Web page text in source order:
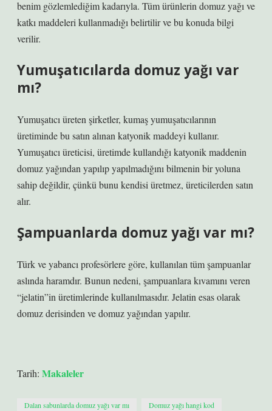
benim gözlemlediğim kadarıyla. Tüm ürünlerin domuz yağı ve
katkı maddeleri kullanmadığı belirtilir ve bu konuda bilgi
verilir.
Yumuşatıcılarda domuz yağı var
mı?
Yumuşatıcı üreten şirketler, kumaş yumuşatıcılarının
üretiminde bu satın alınan katyonik maddeyi kullanır.
Yumuşatıcı üreticisi, üretimde kullandığı katyonik maddenin
domuz yağından yapılıp yapılmadığını bilmenin bir yoluna
sahip değildir, çünkü bunu kendisi üretmez, üreticilerden satın
alır.
Şampuanlarda domuz yağı var mı?
Türk ve yabancı profesörlere göre, kullanılan tüm şampuanlar
aslında haramdır. Bunun nedeni, şampuanlara kıvamını veren
“jelatin”in üretimlerinde kullanılmasıdır. Jelatin esas olarak
domuz derisinden ve domuz yağından yapılır.
Tarih: Makaleler
Dalan sabunlarda domuz yağı var mı Domuz yağı hangi kod